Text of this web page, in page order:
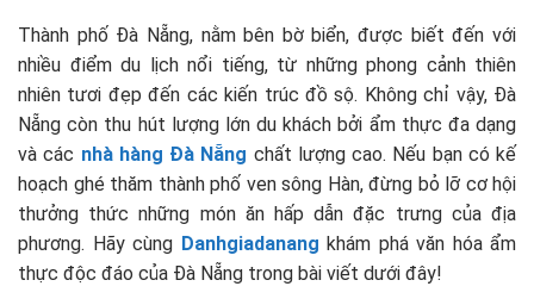
Thành phố Đà Nẵng, nằm bên bờ biển, được biết đến với
nhiều điểm du lịch nổi tiếng, từ những phong cảnh thiên
nhiên tươi đẹp đến các kiến trúc đồ sộ. Không chỉ vậy, Đà
Nẵng còn thu hút lượng lớn du khách bởi ẩm thực đa dạng
và các nhà hàng Đà Nẵng chất lượng cao. Nếu bạn có kế
hoạch ghé thăm thành phố ven sông Hàn, đừng bỏ lỡ cơ hội
thưởng thức những món ăn hấp dẫn đặc trưng của địa
phương. Hãy cùng Danhgiadanang khám phá văn hóa ẩm
thực độc đáo của Đà Nẵng trong bài viết dưới đây!